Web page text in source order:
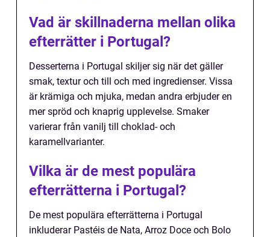
Vad är skillnaderna mellan olika
efterrätter i Portugal?
Desserterna i Portugal skiljer sig när det gäller
smak, textur och till och med ingredienser. Vissa
är krämiga och mjuka, medan andra erbjuder en
mer spröd och knaprig upplevelse. Smaker
varierar från vanilj till choklad- och
karamellvarianter.
Vilka är de mest populära
efterrätterna i Portugal?
De mest populära efterrätterna i Portugal
inkluderar Pastéis de Nata, Arroz Doce och Bolo